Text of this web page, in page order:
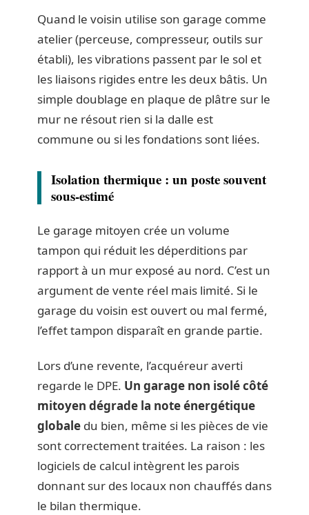
Quand le voisin utilise son garage comme
atelier (perceuse, compresseur, outils sur
établi), les vibrations passent par le sol et
les liaisons rigides entre les deux bâtis. Un
simple doublage en plaque de plâtre sur le
mur ne résout rien si la dalle est
commune ou si les fondations sont liées.
Isolation thermique : un poste souvent
sous-estimé
Le garage mitoyen crée un volume
tampon qui réduit les déperditions par
rapport à un mur exposé au nord. C’est un
argument de vente réel mais limité. Si le
garage du voisin est ouvert ou mal fermé,
l’effet tampon disparaît en grande partie.
Lors d’une revente, l’acquéreur averti
regarde le DPE. Un garage non isolé côté
mitoyen dégrade la note énergétique
globale du bien, même si les pièces de vie
sont correctement traitées. La raison : les
logiciels de calcul intègrent les parois
donnant sur des locaux non chauffés dans
le bilan thermique.